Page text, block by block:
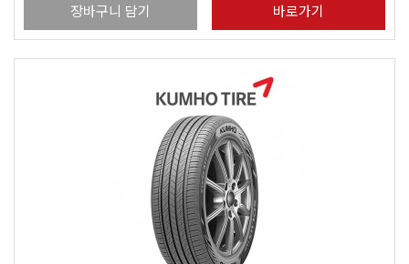
장바구니 담기 바로가기